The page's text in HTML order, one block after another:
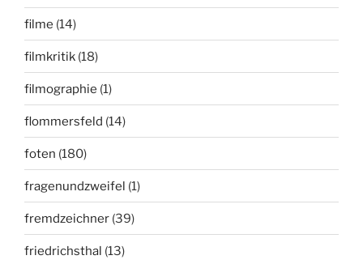
filme (14)
filmkritik (18)
filmographie (1)
flommersfeld (14)
foten (180)
fragenundzweifel (1)
fremdzeichner (39)
friedrichsthal (13)